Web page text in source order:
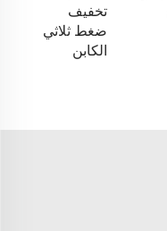
تخفيف
ضغط ثلاثي
الكابن